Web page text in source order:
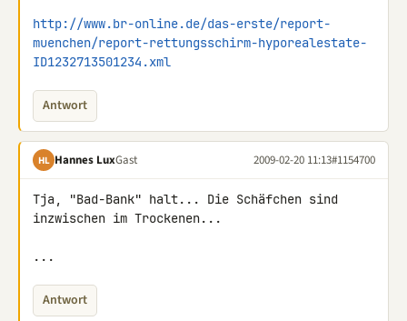
http://www.br-online.de/das-erste/report-
muenchen/report-rettungsschirm-hyporealestate-
ID1232713501234.xml
Antwort
HL Hannes LuxGast 2009-02-20 11:13#1154700
Tja, "Bad-Bank" halt... Die Schäfchen sind
inzwischen im Trockenen...
...
Antwort